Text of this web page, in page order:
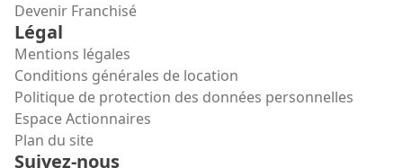
Devenir Franchisé
Légal
Mentions légales
Conditions générales de location
Politique de protection des données personnelles
Espace Actionnaires
Plan du site
Suivez-nous